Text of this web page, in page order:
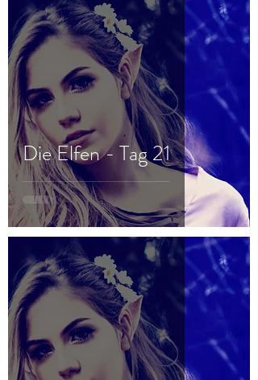
Die Elfen - Tag 21